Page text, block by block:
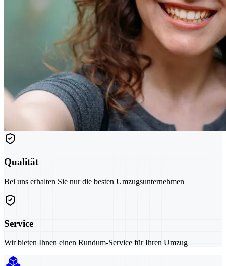
Qualität
Bei uns erhalten Sie nur die besten Umzugsunternehmen
Service
Wir bieten Ihnen einen Rundum-Service für Ihren Umzug